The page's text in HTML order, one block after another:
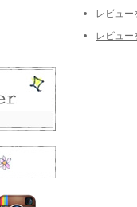
レビュー
レビュー